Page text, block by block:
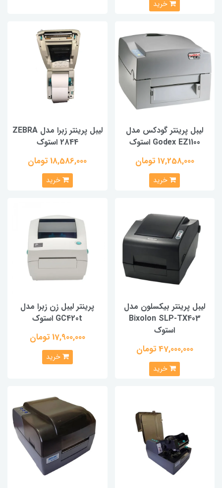
خرید
لیبل پرینتر گودکس مدل
Godex EZ1100 استوک
17,258,000 تومان
خرید
لیبل پرینتر زبرا مدل ZEBRA
2844 استوک
18,586,000 تومان
خرید
لیبل پرینتر بیکسلون مدل
Bixolon SLP-TX403
استوک
47,000,000 تومان
خرید
پرینتر لیبل زن زبرا مدل
GC420t استوک
17,900,000 تومان
خرید